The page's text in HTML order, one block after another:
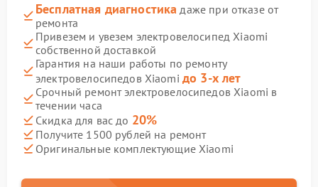
Бесплатная диагностика даже при отказе от
ремонта
Привезем и увезем электровелосипед Xiaomi
собственной доставкой
Гарантия на наши работы по ремонту
электровелосипедов Xiaomi до 3-х лет
Срочный ремонт электровелосипедов Xiaomi в
течении часа
Скидка для вас до 20%
Получите 1500 рублей на ремонт
Оригинальные комплектующие Xiaomi